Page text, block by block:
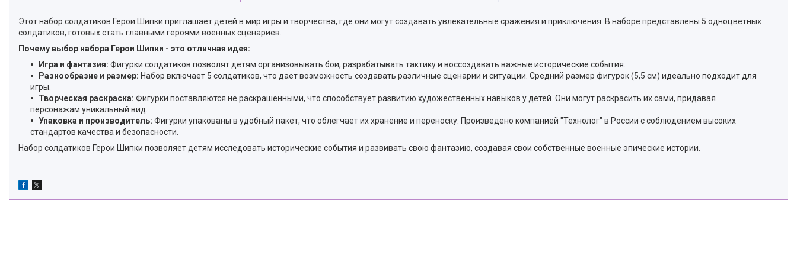
Этот набор солдатиков Герои Шипки приглашает детей в мир игры и творчества, где они могут создавать увлекательные сражения и приключения. В наборе представлены 5 одноцветных
солдатиков, готовых стать главными героями военных сценариев.
Почему выбор набора Герои Шипки - это отличная идея:
Игра и фантазия: Фигурки солдатиков позволят детям организовывать бои, разрабатывать тактику и воссоздавать важные исторические события.
Разнообразие и размер: Набор включает 5 солдатиков, что дает возможность создавать различные сценарии и ситуации. Средний размер фигурок (5,5 см) идеально подходит для
игры.
Творческая раскраска: Фигурки поставляются не раскрашенными, что способствует развитию художественных навыков у детей. Они могут раскрасить их сами, придавая
персонажам уникальный вид.
Упаковка и производитель: Фигурки упакованы в удобный пакет, что облегчает их хранение и переноску. Произведено компанией "Технолог" в России с соблюдением высоких
стандартов качества и безопасности.
Набор солдатиков Герои Шипки позволяет детям исследовать исторические события и развивать свою фантазию, создавая свои собственные военные эпические истории.